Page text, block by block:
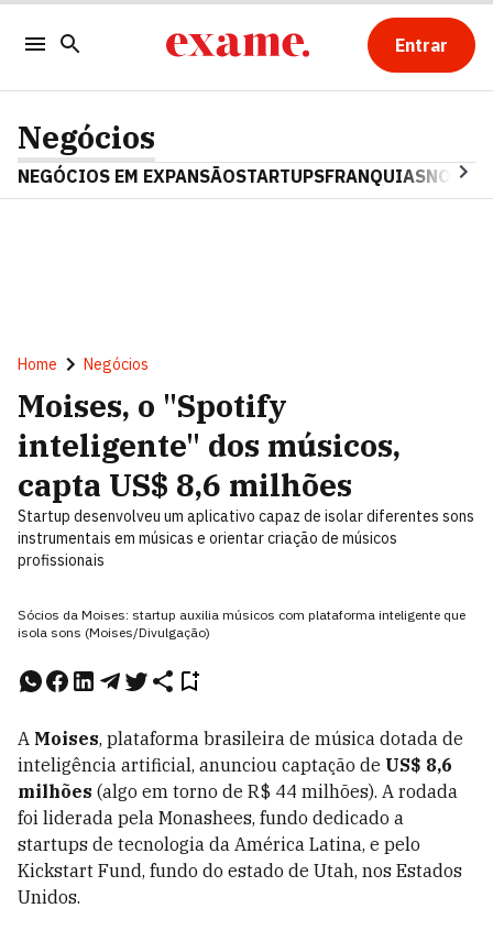
Entrar
Negócios
NEGÓCIOS EM EXPANSÃOSTARTUPSFRANQUIAS
Home Negócios
Moises, o "Spotify
inteligente" dos músicos,
capta US$ 8,6 milhões
Startup desenvolveu um aplicativo capaz de isolar diferentes sons
instrumentais em músicas e orientar criação de músicos
profissionais
Sócios da Moises: startup auxilia músicos com plataforma inteligente que
isola sons (Moises/Divulgação)
A Moises, plataforma brasileira de música dotada de
inteligência artificial, anunciou captação de US$ 8,6
milhões (algo em torno de R$ 44 milhões). A rodada
foi liderada pela Monashees, fundo dedicado a
startups de tecnologia da América Latina, e pelo
Kickstart Fund, fundo do estado de Utah, nos Estados
Unidos.